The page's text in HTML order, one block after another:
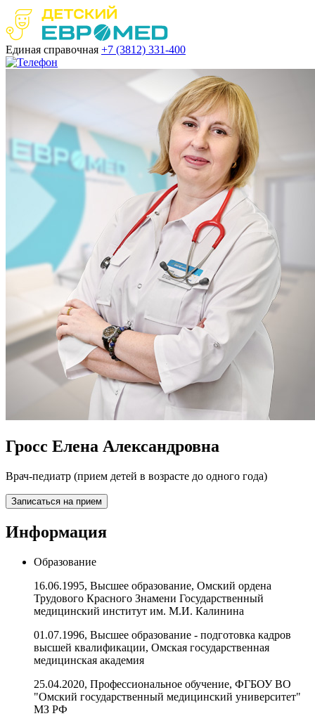
Единая справочная +7 (3812) 331-400
Гросс Елена Александровна
Врач-педиатр (прием детей в возрасте до одного года)
Записаться на прием
Информация
Образование
16.06.1995, Высшее образование, Омский ордена
Трудового Красного Знамени Государственный
медицинский институт им. М.И. Калинина
01.07.1996, Высшее образование - подготовка кадров
высшей квалификации, Омская государственная
медицинская академия
25.04.2020, Профессиональное обучение, ФГБОУ ВО
"Омский государственный медицинский университет"
МЗ РФ